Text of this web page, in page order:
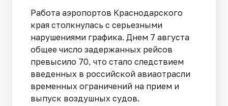
Работа аэропортов Краснодарского
края столкнулась с серьезными
нарушениями графика. Днем 7 августа
общее число задержанных рейсов
превысило 70, что стало следствием
введенных в российской авиаотрасли
временных ограничений на прием и
выпуск воздушных судов.